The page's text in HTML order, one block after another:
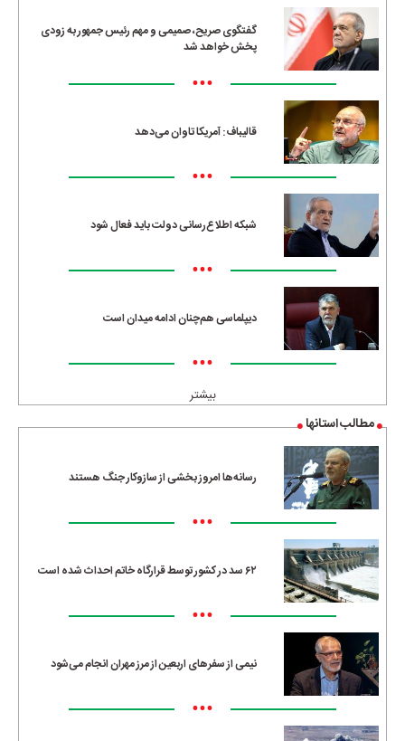
گفتگوی صریح، صمیمی و مهم رئیس جمهور به زودی
پخش خواهد شد
•••
قالیباف: آمریکا تاوان می‌دهد
•••
شبکه اطلاع‌رسانی دولت باید فعال شود
•••
دیپلماسی هم‌چنان ادامه میدان است
•••
بیشتر
مطالب استانها
رسانه‌ها امروز بخشی از سازوکار جنگ هستند
•••
۶۲ سد در کشور توسط قرارگاه خاتم احداث شده است
•••
نیمی از سفرهای اربعین از مرز مهران انجام می‌شود
•••